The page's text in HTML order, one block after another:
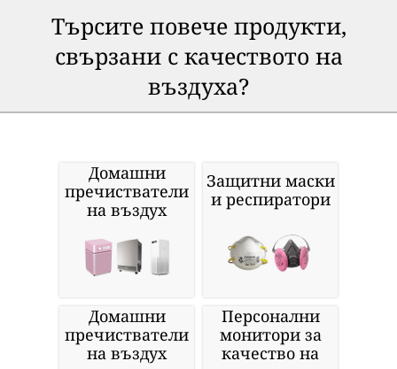
Търсите повече продукти,
свързани с качеството на
въздуха?
Домашни
пречистватели
на въздух
Защитни маски
и респиратори
Домашни
пречистватели
на въздух
Персонални
монитори за
качество на